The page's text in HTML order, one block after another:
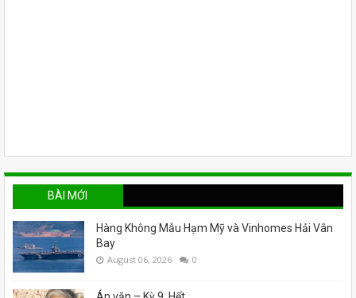
BÀI MỚI
Hàng Không Mẫu Hạm Mỹ và Vinhomes Hải Vân
Bay
August 06, 2026 0